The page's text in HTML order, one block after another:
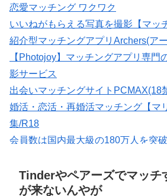
恋愛マッチング ワクワク
いいねがもらえる写真を撮影【マッ
紹介型マッチングアプリArchers(ア
【Photojoy】マッチングアプリ専門
影サービス
出会いマッチングサイトPCMAX(18
婚活・恋活・再婚活マッチング【マ
集/R18
会員数は国内最大級の180万人を突破
★イククル無料登録（18禁）
Tinderやペアーズでマッチ
が来ないんやが